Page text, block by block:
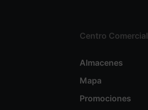
Centro Comercial
Almacenes
Mapa
Promociones